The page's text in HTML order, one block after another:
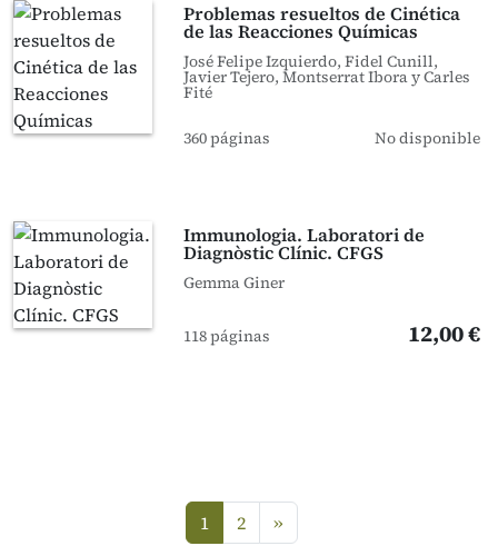
Problemas resueltos de Cinética
de las Reacciones Químicas
José Felipe Izquierdo, Fidel Cunill,
Javier Tejero, Montserrat Ibora y Carles
Fité
360 páginas No disponible
Immunologia. Laboratori de
Diagnòstic Clínic. CFGS
Gemma Giner
118 páginas 12,00 €
1
2 »